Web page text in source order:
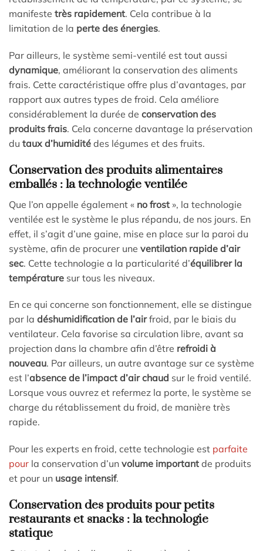
manifeste très rapidement. Cela contribue à la
limitation de la perte des énergies.
Par ailleurs, le système semi-ventilé est tout aussi
dynamique, améliorant la conservation des aliments
frais. Cette caractéristique offre plus d’avantages, par
rapport aux autres types de froid. Cela améliore
considérablement la durée de conservation des
produits frais. Cela concerne davantage la préservation
du taux d’humidité des légumes et des fruits.
Conservation des produits alimentaires
emballés : la technologie ventilée
Que l’on appelle également « no frost », la technologie
ventilée est le système le plus répandu, de nos jours. En
effet, il s’agit d’une gaine, mise en place sur la paroi du
système, afin de procurer une ventilation rapide d’air
sec. Cette technologie a la particularité d’équilibrer la
température sur tous les niveaux.
En ce qui concerne son fonctionnement, elle se distingue
par la déshumidification de l’airfroid, par le biais du
ventilateur. Cela favorise sa circulation libre, avant sa
projection dans la chambre afin d’être refroidi à
nouveau. Par ailleurs, un autre avantage sur ce système
est l’absence de l’impact d’air chaud sur le froid ventilé.
Lorsque vous ouvrez et refermez la porte, le système se
charge du rétablissement du froid, de manière très
rapide.
Pour les experts en froid, cette technologie est parfaite
pour la conservation d’un volume important de produits
et pour un usage intensif.
Conservation des produits pour petits
restaurants et snacks : la technologie
statique